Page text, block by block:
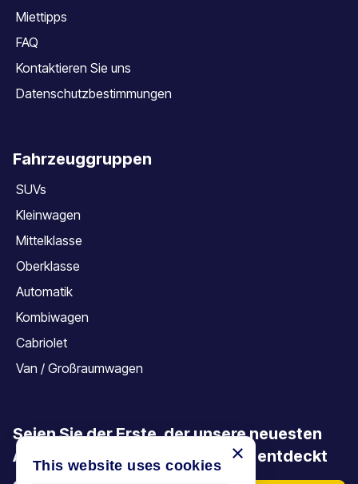
Miettipps
FAQ
Kontaktieren Sie uns
Datenschutzbestimmungen
Fahrzeuggruppen
SUVs
Kleinwagen
Mittelklasse
Oberklasse
Automatik
Kombiwagen
Cabriolet
Van / Großraumwagen
Seien Sie der Erste, der unsere neuesten
Angebote, Aktionen und Artikel entdeckt
×
This website uses cookies